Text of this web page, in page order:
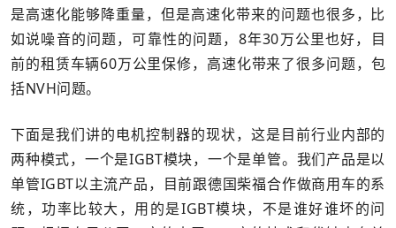
是高速化能够降重量，但是高速化带来的问题也很多，比
如说噪音的问题，可靠性的问题，8年30万公里也好，目
前的租赁车辆60万公里保修，高速化带来了很多问题，包
括NVH问题。
下面是我们讲的电机控制器的现状，这是目前行业内部的
两种模式，一个是IGBT模块，一个是单管。我们产品是以
单管IGBT以主流产品，目前跟德国柴福合作做商用车的系
统，功率比较大，用的是IGBT模块，不是谁好谁坏的问